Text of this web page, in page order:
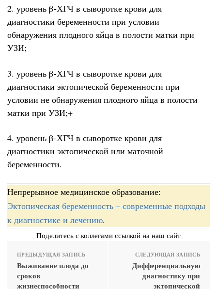
2. уровень β-ХГЧ в сыворотке крови для
диагностики беременности при условии
обнаружения плодного яйца в полости матки при
УЗИ;
3. уровень β-ХГЧ в сыворотке крови для
диагностики эктопической беременности при
условии не обнаружения плодного яйца в полости
матки при УЗИ;+
4. уровень β-ХГЧ в сыворотке крови для
диагностики эктопической или маточной
беременности.
Непрерывное медицинское образование:
Эктопическая беременность – современные подходы
к диагностике и лечению.
Поделитесь с коллегами ссылкой на наш сайт
ПРЕДЫДУЩАЯ ЗАПИСЬ
Выживание плода до
сроков
жизнеспособности
СЛЕДУЮЩАЯ ЗАПИСЬ
Дифференциальную
диагностику при
эктопической